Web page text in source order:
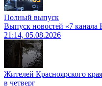
Полный выпуск
Выпуск новостей «7 канала
21:14, 05.08.2026
Жителей Красноярского
в четверг